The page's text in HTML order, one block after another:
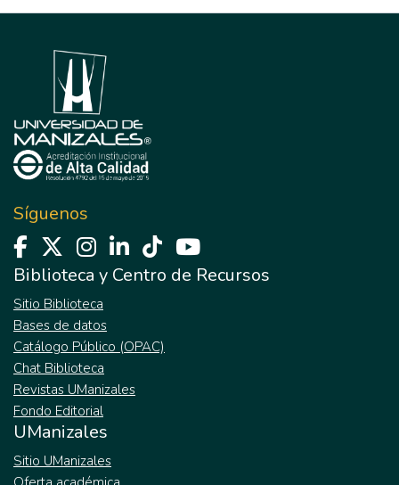
Síguenos
Biblioteca y Centro de Recursos
Sitio Biblioteca
Bases de datos
Catálogo Público (OPAC)
Chat Biblioteca
Revistas UManizales
Fondo Editorial
UManizales
Sitio UManizales